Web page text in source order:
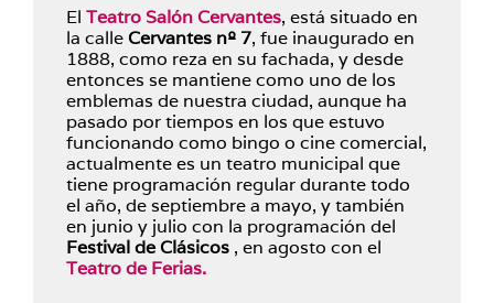
El Teatro Salón Cervantes, está situado en
la calle Cervantes nº 7, fue inaugurado en
1888, como reza en su fachada, y desde
entonces se mantiene como uno de los
emblemas de nuestra ciudad, aunque ha
pasado por tiempos en los que estuvo
funcionando como bingo o cine comercial,
actualmente es un teatro municipal que
tiene programación regular durante todo
el año, de septiembre a mayo, y también
en junio y julio con la programación del
Festival de Clásicos , en agosto con el
Teatro de Ferias.